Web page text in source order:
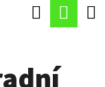
Hledat